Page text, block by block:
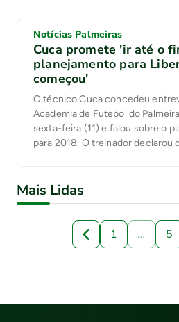
Notícias Palmeiras
Cuca promete 'ir até o
planejamento para
começou'
O técnico Cuca concedeu
Academia de Futebol do
sexta-feira (11) e falou sobre o
para 2018. O treinador declarou
meu […]
Mais Lidas
1 … 5